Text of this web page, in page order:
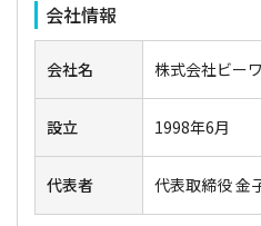
会社情報
会社名 株式会社ビー
設立 1998年6月
代表者 代表取締役 金